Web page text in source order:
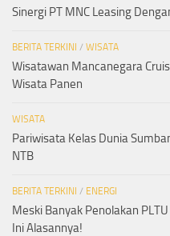
Sinergi PT MNC Leasing
BERITA TERKINI / WISATA
Wisatawan Mancanegara
Wisata Panen
WISATA
Pariwisata Kelas Dunia
NTB
BERITA TERKINI / ENERGI
Meski Banyak Penolakan
Ini Alasannya!